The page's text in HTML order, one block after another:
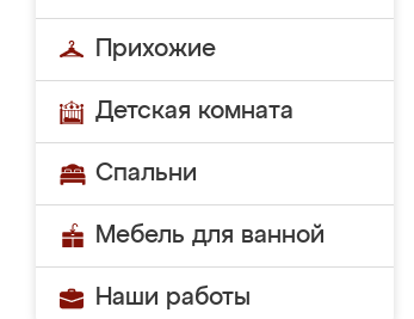
Прихожие
Детская комната
Спальни
Мебель для ванной
Наши работы